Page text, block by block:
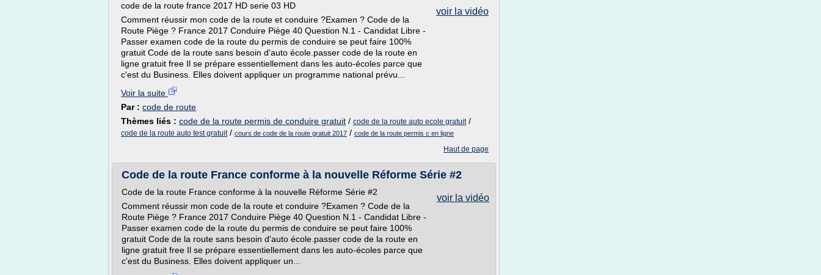
voir la vidéo
code de la route france 2017 HD serie 03 HD
Comment réussir mon code de la route et conduire ?Examen ? Code de la
Route Piège ? France 2017 Conduire Piège 40 Question N.1 - Candidat Libre -
Passer examen code de la route du permis de conduire se peut faire 100%
gratuit Code de la route sans besoin d'auto école.passer code de la route en
ligne gratuit free Il se prépare essentiellement dans les auto-écoles parce que
c'est du Business. Elles doivent appliquer un programme national prévu...
Voir la suite
Par : code de route
Thèmes liés : code de la route permis de conduire gratuit / code de la route auto ecole gratuit/
code de la route auto test gratuit/ cours de code de la route gratuit 2017 / code de la route permis c en ligne
Haut de page
Code de la route France conforme à la nouvelle Réforme Série #2
voir la vidéo
Code de la route France conforme à la nouvelle Réforme Série #2
Comment réussir mon code de la route et conduire ?Examen ? Code de la
Route Piège ? France 2017 Conduire Piège 40 Question N.1 - Candidat Libre -
Passer examen code de la route du permis de conduire se peut faire 100%
gratuit Code de la route sans besoin d'auto école.passer code de la route en
ligne gratuit free Il se prépare essentiellement dans les auto-écoles parce que
c'est du Business. Elles doivent appliquer un...